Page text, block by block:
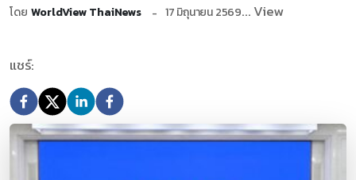
โดย WorldView ThaiNews 17 มิถุนายน 2569... View
แชร์: